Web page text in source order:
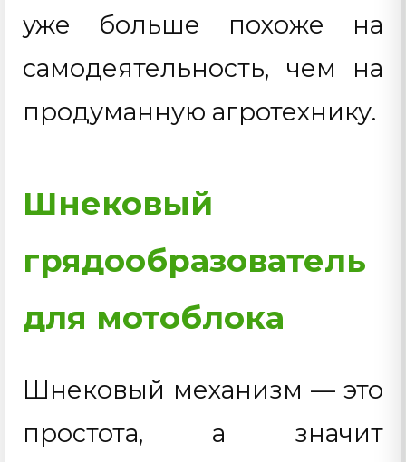
уже больше похоже на
самодеятельность, чем на
продуманную агротехнику.
Шнековый
грядообразователь
для мотоблока
Шнековый механизм — это
простота, а значит